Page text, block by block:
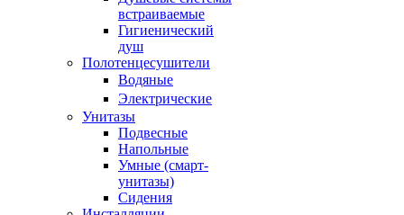
встраиваемые
Гигиенический
душ
Полотенцесушители
ㅤВодяные
ㅤЭлектрические
Унитазы
Подвесные
Напольные
Умные (смарт-
унитазы)
Сидения